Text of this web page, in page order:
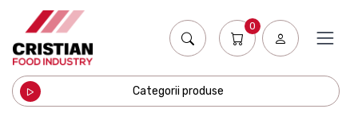
0
Categorii produse